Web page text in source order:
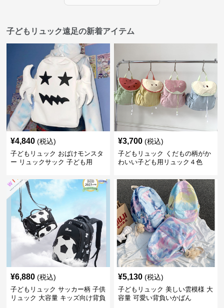
子どもリュック遠足の新着アイテム
¥4,840 (税込)
子どもリュック おばけモンスタ
ー リュックサック 子ども用
¥3,700 (税込)
子どもリュック くだもの柄がか
わいい子ども用リュック４色
¥6,880 (税込)
子どもリュック サッカー柄 子供
リュック 大容量 キッズ向け背負
¥5,130 (税込)
子どもリュック 美しい雲模様 大
容量 可愛い背負いかばん